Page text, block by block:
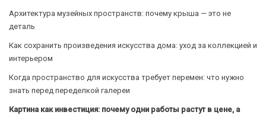
Архитектура музейных пространств: почему крыша — это не
деталь
Как сохранить произведения искусства дома: уход за коллекцией и
интерьером
Когда пространство для искусства требует перемен: что нужно
знать перед переделкой галереи
Картина как инвестиция: почему одни работы растут в цене, а